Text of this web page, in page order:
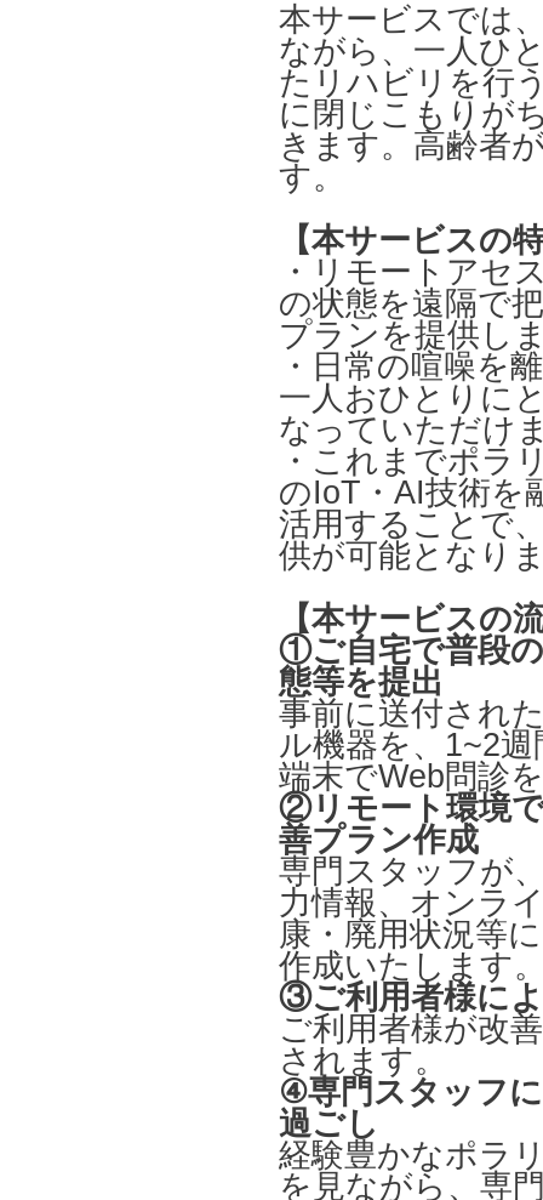
本サービスでは
ながら、一人ひ
たリハビリを行
に閉じこもりが
きます。高齢者
す。
【本サービスの
・リモートアセ
の状態を遠隔で
プランを提供し
・日常の喧噪を
一人おひとりに
なっていただけ
・これまでポラ
のIoT・AI技術を
活用することで
供が可能となり
【本サービスの
①ご自宅で普段
態等を提出
事前に送付され
ル機器を、1~2
端末でWeb問診
②リモート環境
善プラン作成
専門スタッフが
力情報、オンラ
康・廃用状況等
作成いたします
③ご利用者様に
ご利用者様が改
されます。
④専門スタッフ
過ごし
経験豊かなポラ
を見ながら、専